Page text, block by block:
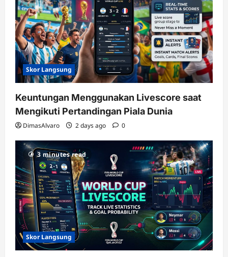
Skor Langsung
Keuntungan Menggunakan Livescore saat
Mengikuti Pertandingan Piala Dunia
DimasAlvaro 2 days ago 0
3 minutes read
Skor Langsung